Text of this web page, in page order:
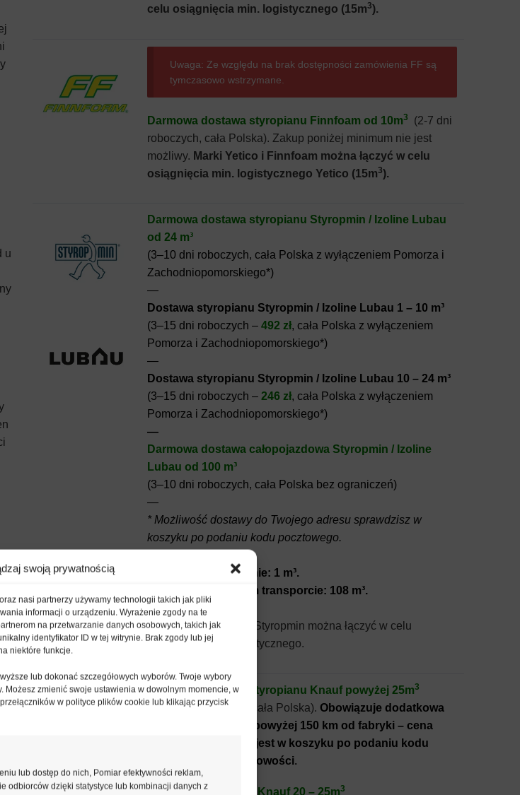
swoją prywatnością
nasi partnerzy używamy technologii takich jak pliki
informacji o urządzeniu. Wyrażenie zgody na te
na przetwarzanie danych osobowych, takich jak
identyfikator ID w tej witrynie. Brak zgody lub jej
niektóre funkcje.
lub dokonać szczegółowych wyborów. Twoje wybory
Możesz zmienić swoje ustawienia w dowolnym momencie, w
w polityce plików cookie lub klikając przycisk
lub dostęp do nich, Pomiar efektywności reklam,
odbiorców dzięki statystyce lub kombinacji danych z
u
celu osiągnięcia min. logistycznego (15m3).
Uwaga: Ze względu na brak dostępności zamówienia FF są
tymczasowo wstrzymane.
Darmowa dostawa styropianu Finnfoam od 10m3
(2-7 dni
roboczych, cała Polska). Zakup poniżej minimum nie jest
możliwy. Marki Yetico i Finnfoam można łączyć w celu
osiągnięcia min. logistycznego Yetico (15m3).
Darmowa dostawa styropianu Styropmin / Izoline Lubau
od 24 m³
(3–10 dni roboczych, cała Polska z wyłączeniem Pomorza i
Zachodniopomorskiego*)
—
Dostawa styropianu Styropmin / Izoline Lubau 1 – 10 m³
(3–15 dni roboczych –492 zł, cała Polska z wyłączeniem
Pomorza i Zachodniopomorskiego*)
—
Dostawa styropianu Styropmin / Izoline Lubau 10 – 24 m³
(3–15 dni roboczych –246 zł, cała Polska z wyłączeniem
Pomorza i Zachodniopomorskiego*)
—
Darmowa dostawa całopojazdowa Styropmin / Izoline
Lubau od 100 m³
(3–10 dni roboczych, cała Polska bez ograniczeń)
—
* Możliwość dostawy do Twojego adresu sprawdzisz w
koszyku po podaniu kodu pocztowego.
Minimalne zamówienie: 1 m³.
Maksimum w jednym transporcie: 108 m³.
—
Marki Izoline Lubau i Styropmin można łączyć w celu
osiągnięcia min. logistycznego.
Darmowa dostawa styropianu Knauf powyżej 25m3
(2-10 dni roboczych, cała Polska).Obowiązuje dodatkowa
dopłata za dostawy powyżej 150 km od fabryki – cena
transportu ustalana jest w koszyku po podaniu kodu
pocztowego i miejscowości.
Dostawa styropianu Knauf 20 – 25m3